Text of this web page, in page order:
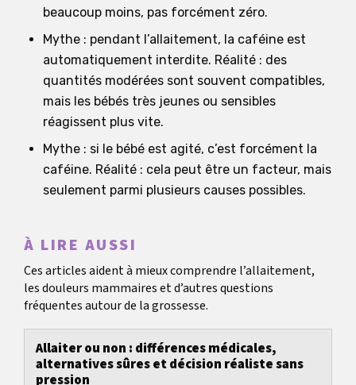
beaucoup moins, pas forcément zéro.
Mythe : pendant l’allaitement, la caféine est
automatiquement interdite. Réalité : des
quantités modérées sont souvent compatibles,
mais les bébés très jeunes ou sensibles
réagissent plus vite.
Mythe : si le bébé est agité, c’est forcément la
caféine. Réalité : cela peut être un facteur, mais
seulement parmi plusieurs causes possibles.
À LIRE AUSSI
Ces articles aident à mieux comprendre l’allaitement,
les douleurs mammaires et d’autres questions
fréquentes autour de la grossesse.
Allaiter ou non : différences médicales,
alternatives sûres et décision réaliste sans
pression